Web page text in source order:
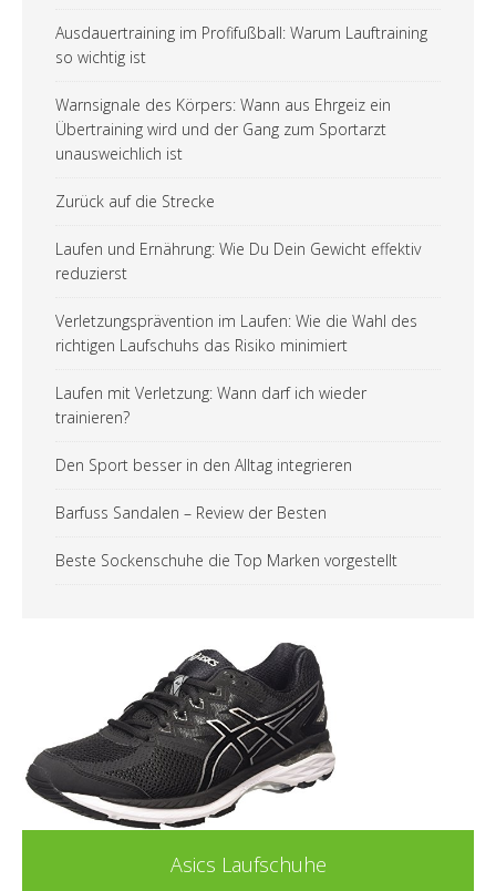
Ausdauertraining im Profifußball: Warum Lauftraining
so wichtig ist
Warnsignale des Körpers: Wann aus Ehrgeiz ein
Übertraining wird und der Gang zum Sportarzt
unausweichlich ist
Zurück auf die Strecke
Laufen und Ernährung: Wie Du Dein Gewicht effektiv
reduzierst
Verletzungsprävention im Laufen: Wie die Wahl des
richtigen Laufschuhs das Risiko minimiert
Laufen mit Verletzung: Wann darf ich wieder
trainieren?
Den Sport besser in den Alltag integrieren
Barfuss Sandalen – Review der Besten
Beste Sockenschuhe die Top Marken vorgestellt
Asics Laufschuhe